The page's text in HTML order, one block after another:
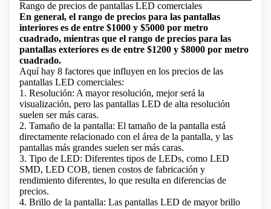
Rango de precios de pantallas LED comerciales
En general, el rango de precios para las pantallas
interiores es de entre $1000 y $5000 por metro
cuadrado, mientras que el rango de precios para las
pantallas exteriores es de entre $1200 y $8000 por metro
cuadrado.
Aquí hay 8 factores que influyen en los precios de las
pantallas LED comerciales:
1. Resolución: A mayor resolución, mejor será la
visualización, pero las pantallas LED de alta resolución
suelen ser más caras.
2. Tamaño de la pantalla: El tamaño de la pantalla está
directamente relacionado con el área de la pantalla, y las
pantallas más grandes suelen ser más caras.
3. Tipo de LED: Diferentes tipos de LEDs, como LED
SMD, LED COB, tienen costos de fabricación y
rendimiento diferentes, lo que resulta en diferencias de
precios.
4. Brillo de la pantalla: Las pantallas LED de mayor brillo